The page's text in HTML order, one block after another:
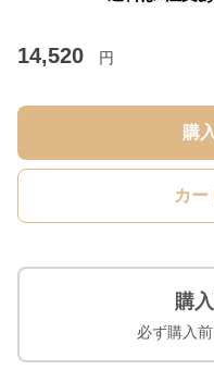
14,520 円
購
カー
購
必ず購入